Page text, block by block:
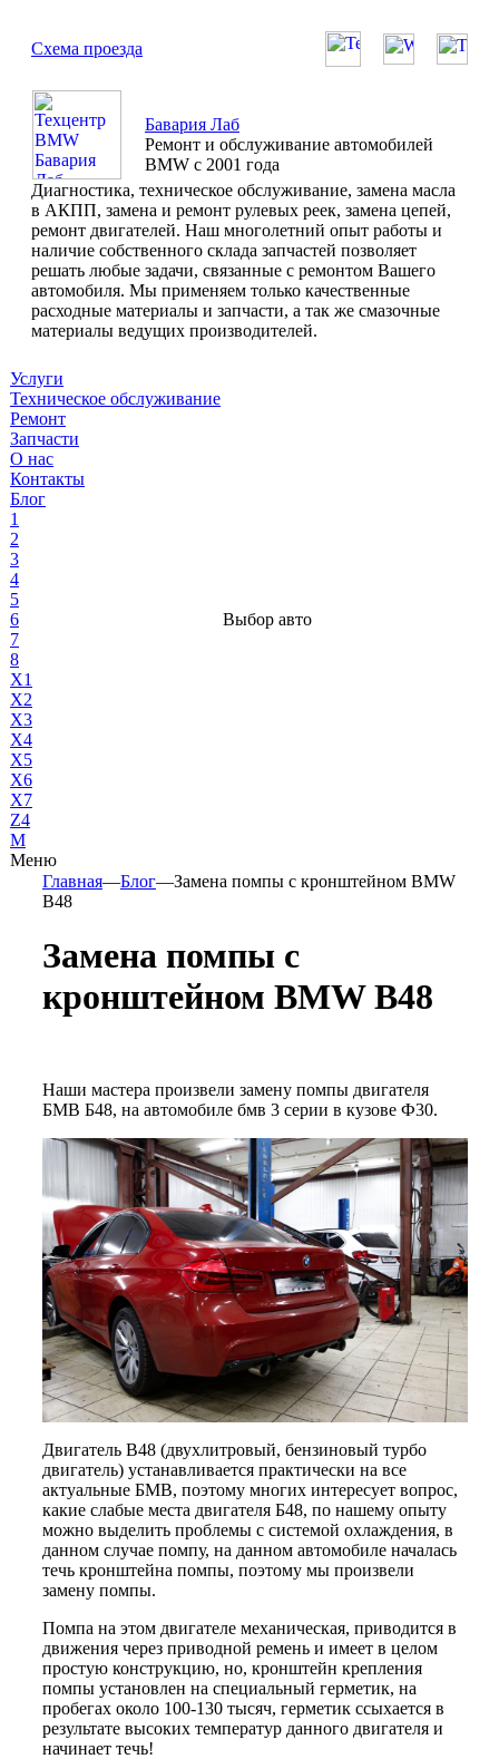
Схема проезда
Бавария Лаб
Ремонт и обслуживание автомобилей
BMW с 2001 года
Диагностика, техническое обслуживание, замена масла
в АКПП, замена и ремонт рулевых реек, замена цепей,
ремонт двигателей. Наш многолетний опыт работы и
наличие собственного склада запчастей позволяет
решать любые задачи, связанные с ремонтом Вашего
автомобиля. Мы применяем только качественные
расходные материалы и запчасти, а так же смазочные
материалы ведущих производителей.
Услуги
Техническое обслуживание
Ремонт
Запчасти
О нас
Контакты
Блог
1
2
3
4
5
6
7
8
X1
X2
X3
X4
X5
X6
X7
Z4
М
Меню
Выбор авто
Главная—Блог—Замена помпы с кронштейном BMW
B48
Замена помпы с
кронштейном BMW B48
Наши мастера произвели замену помпы двигателя
БМВ Б48, на автомобиле бмв 3 серии в кузове Ф30.
Двигатель B48 (двухлитровый, бензиновый турбо
двигатель) устанавливается практически на все
актуальные БМВ, поэтому многих интересует вопрос,
какие слабые места двигателя Б48, по нашему опыту
можно выделить проблемы с системой охлаждения, в
данном случае помпу, на данном автомобиле началась
течь кронштейна помпы, поэтому мы произвели
замену помпы.
Помпа на этом двигателе механическая, приводится в
движения через приводной ремень и имеет в целом
простую конструкцию, но, кронштейн крепления
помпы установлен на специальный герметик, на
пробегах около 100-130 тысяч, герметик ссыхается в
результате высоких температур данного двигателя и
начинает течь!